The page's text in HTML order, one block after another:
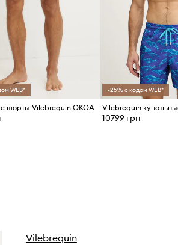
WEB*
шорты Vilebrequin OKOA
-25% с кодом WEB*
10799 грн
Vilebrequin